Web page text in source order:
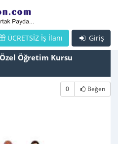
Giriş
ÜCRETSİZ İş İlanı
Özel Öğretim Kursu
0 Beğen